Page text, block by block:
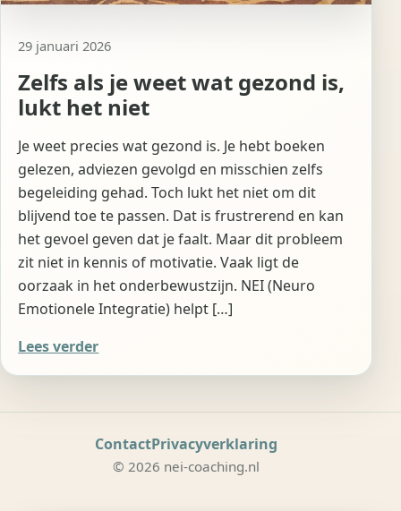
29 januari 2026
Zelfs als je weet wat gezond is,
lukt het niet
Je weet precies wat gezond is. Je hebt boeken
gelezen, adviezen gevolgd en misschien zelfs
begeleiding gehad. Toch lukt het niet om dit
blijvend toe te passen. Dat is frustrerend en kan
het gevoel geven dat je faalt. Maar dit probleem
zit niet in kennis of motivatie. Vaak ligt de
oorzaak in het onderbewustzijn. NEI (Neuro
Emotionele Integratie) helpt […]
Lees verder
ContactPrivacyverklaring
© 2026 nei-coaching.nl